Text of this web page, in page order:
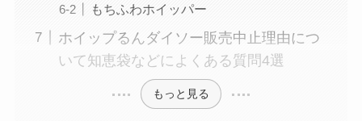
もちふわホイッパー
ホイップるんダイソー販売中止理由につ
いて知恵袋などによくある質問4選
もっと見る